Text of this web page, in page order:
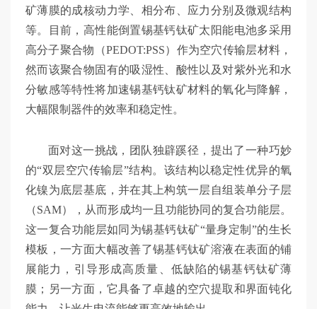
矿薄膜的成核动力学、相分布、应力分别及微观结构
等。目前，高性能倒置锡基钙钛矿太阳能电池多采用
高分子聚合物（PEDOT:PSS）作为空穴传输层材料，
然而该聚合物固有的吸湿性、酸性以及对紫外光和水
分敏感等特性将加速锡基钙钛矿材料的氧化与降解，
大幅限制器件的效率和稳定性。
面对这一挑战，团队独辟蹊径，提出了一种巧妙
的“双层空穴传输层”结构。该结构以稳定性优异的氧
化镍为底层基底，并在其上构筑一层自组装单分子层
（SAM），从而形成均一且功能协同的复合功能层。
这一复合功能层如同为锡基钙钛矿“量身定制”的生长
模板，一方面大幅改善了锡基钙钛矿溶液在表面的铺
展能力，引导形成高质量、低缺陷的锡基钙钛矿薄
膜；另一方面，它具备了卓越的空穴提取和界面钝化